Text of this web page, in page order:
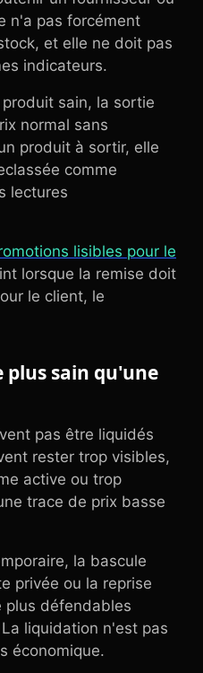
n'a pas forcément
et elle ne doit pas
indicateurs.
sain, la sortie
normal sans
produit à sortir, elle
comme
lectures
lisibles pour le
lorsque la remise doit
le client, le
sain qu'une
pas être liquidés
rester trop visibles,
active ou trop
trace de prix basse
la bascule
privée ou la reprise
plus défendables
liquidation n'est pas
économique.